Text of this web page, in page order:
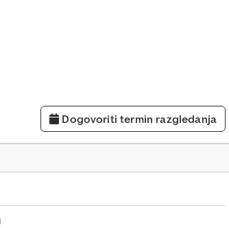
Dogovoriti termin razgledanja